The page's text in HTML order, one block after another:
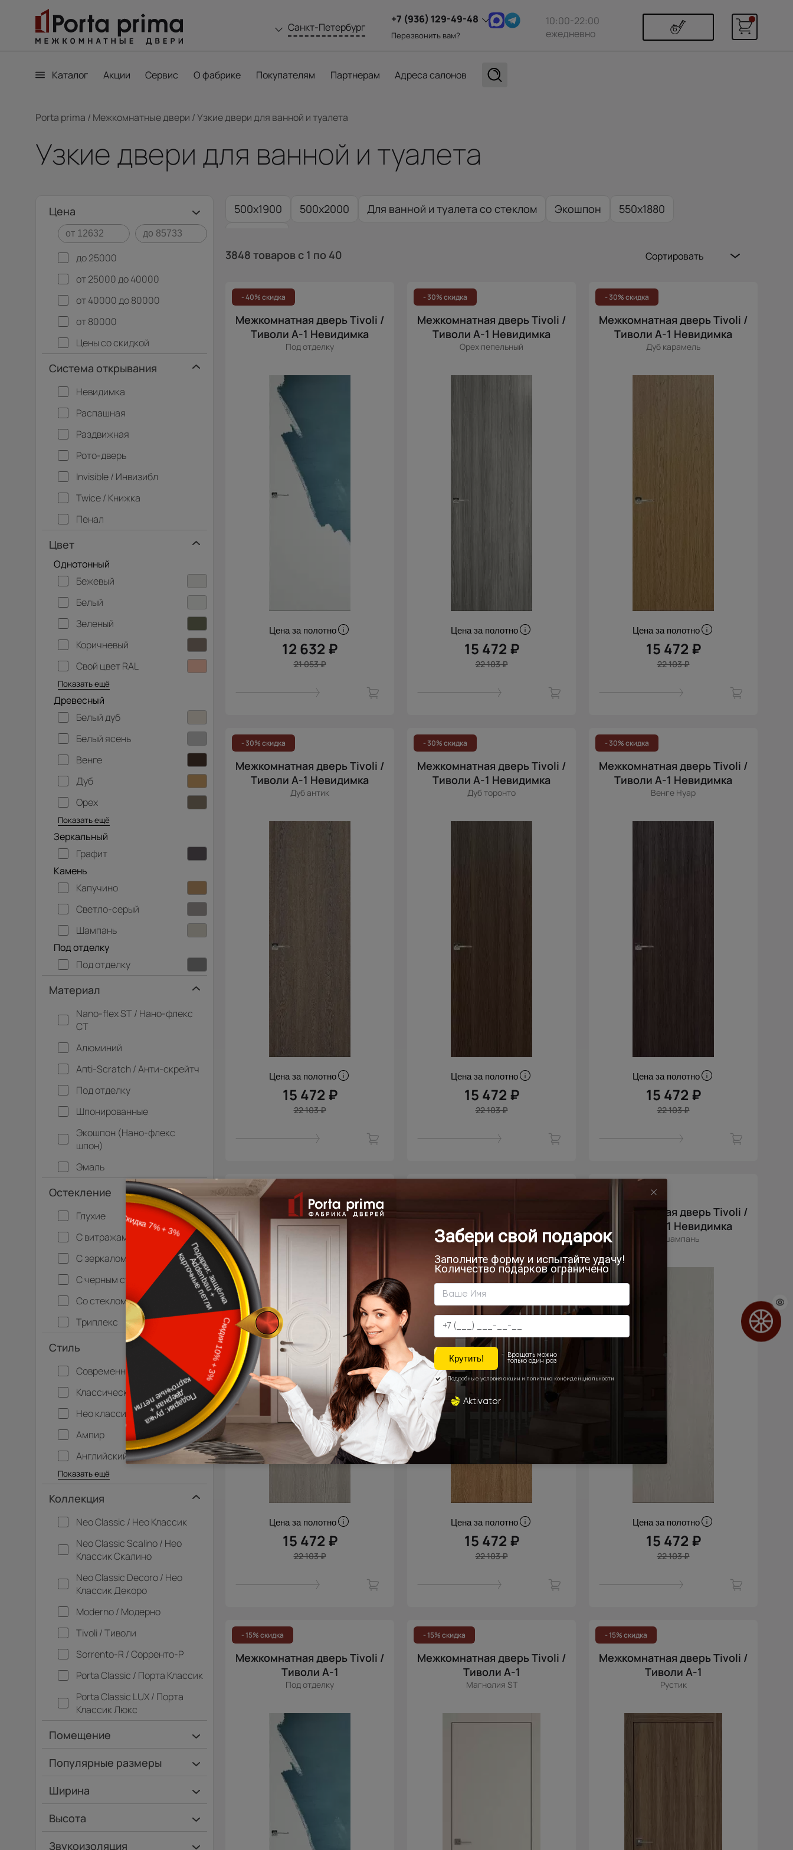
Санкт-Петербург
+7 (936) 129-49-48
Перезвонить вам?
10:00-22:00
ежедневно
Каталог Акции Сервис О фабрике Покупателям Партнерам Адреса салонов
Porta prima / Межкомнатные двери /Узкие двери для ванной и туалета
Узкие двери для ванной и туалета
Цена
до 25000
от 25000 до 40000
от 40000 до 80000
от 80000
Цены со скидкой
Система открывания
Невидимка
Распашная
Раздвижная
Рото-дверь
Invisible / Инвизибл
Twice / Книжка
Пенал
Цвет
Однотонный
Бежевый
Белый
Зеленый
Коричневый
Свой цвет RAL
Серебристый
Серый
Темно-серый
Хаки
Черный
Показать ещё
Древесный
Белый дуб
Белый ясень
Венге
Дуб
Орех
Серый дуб
Показать ещё
Зеркальный
Графит
Камень
Капучино
Светло-серый
Шампань
Под отделку
Под отделку
Материал
Nano-flex ST / Нано-флекс
СТ
Алюминий
Апti-Sсrаtсh / Анти-скрейтч
Под отделку
Шпонированные
Экошпон (Нано-флекс
шпон)
Эмаль
Остекление
Глухие
С витражами
С зеркалом
С черным стеклом
Со стеклом
Триплекс
Стиль
Современный
Классический
Нео классика
Ампир
Английский
Багетные
Барокко
Кантри
Крашенные
Лофт
Модерн
Под старину
Прованс
Скандинавский
Современная классика
Хай-тек
Показать ещё
Коллекция
Neo Classic / Нео Классик
Neo Classic Scalino / Нео
Классик Скалино
Neo Classic Decoro / Нео
Классик Декоро
Moderno / Модерно
Tivoli / Тиволи
Sorrento-R / Сорренто-Р
Porta Classic / Порта Классик
Porta Classic LUX / Порта
Классик Люкс
Помещение
Ванная и туалет
Дача
Кладовка
Коридор
Кухня
Офис
Спальня
Популярные размеры
600х2000
Ширина
Ширина 40 см
Высота
Высота 180 см
Звукоизоляция
500x1900 500x2000 Для ванной и туалета со стеклом Экошпон
550x1880
3848 товаров с 1 по 40
Сортировать
Цена (возр.)
Cначала новинки
Cначала скидки
- 40% скидка
Межкомнатная дверь Tivoli /
Тиволи А-1 Невидимка
Под отделку
Цена за полотно
12 632 ₽
21 053 ₽
- 30% скидка
Межкомнатная дверь Tivoli /
Тиволи А-1 Невидимка
Орех пепельный
Цена за полотно
15 472 ₽
22 103 ₽
- 30% скидка
Межкомнатная дверь Tivoli /
Тиволи А-1 Невидимка
Дуб карамель
Цена за полотно
15 472 ₽
22 103 ₽
- 30% скидка
Межкомнатная дверь Tivoli /
Тиволи А-1 Невидимка
Дуб антик
Цена за полотно
15 472 ₽
22 103 ₽
- 30% скидка
Межкомнатная дверь Tivoli /
Тиволи А-1 Невидимка
Дуб торонто
Цена за полотно
15 472 ₽
22 103 ₽
- 30% скидка
Межкомнатная дверь Tivoli /
Тиволи А-1 Невидимка
Венге Нуар
Цена за полотно
15 472 ₽
22 103 ₽
- 30% скидка
Межкомнатная дверь Tivoli /
Тиволи А-1 Невидимка
Серый дуб
Цена за полотно
15 472 ₽
22 103 ₽
Межкомнатная дверь Tivoli /
Тиволи А-1 Невидимка
Дуб капучино
Цена за полотно
15 472 ₽
22 103 ₽
Межкомнатная дверь Tivoli /
Тиволи А-1 Невидимка
Дуб шампань
Цена за полотно
15 472 ₽
22 103 ₽
- 15% скидка
Межкомнатная дверь Tivoli /
Тиволи А-1
Под отделку
- 15% скидка
Межкомнатная дверь Tivoli /
Тиволи А-1
Магнолия ST
- 15% скидка
Межкомнатная дверь Tivoli /
Тиволи А-1
Рустик